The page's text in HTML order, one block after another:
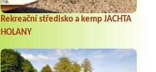
Rekreační středisko a kemp JACHTA
HOLANY